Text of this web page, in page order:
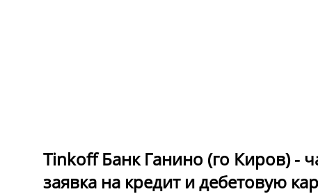
Tinkoff Банк Ганино (го Киров) -
заявка на кредит и дебетовую